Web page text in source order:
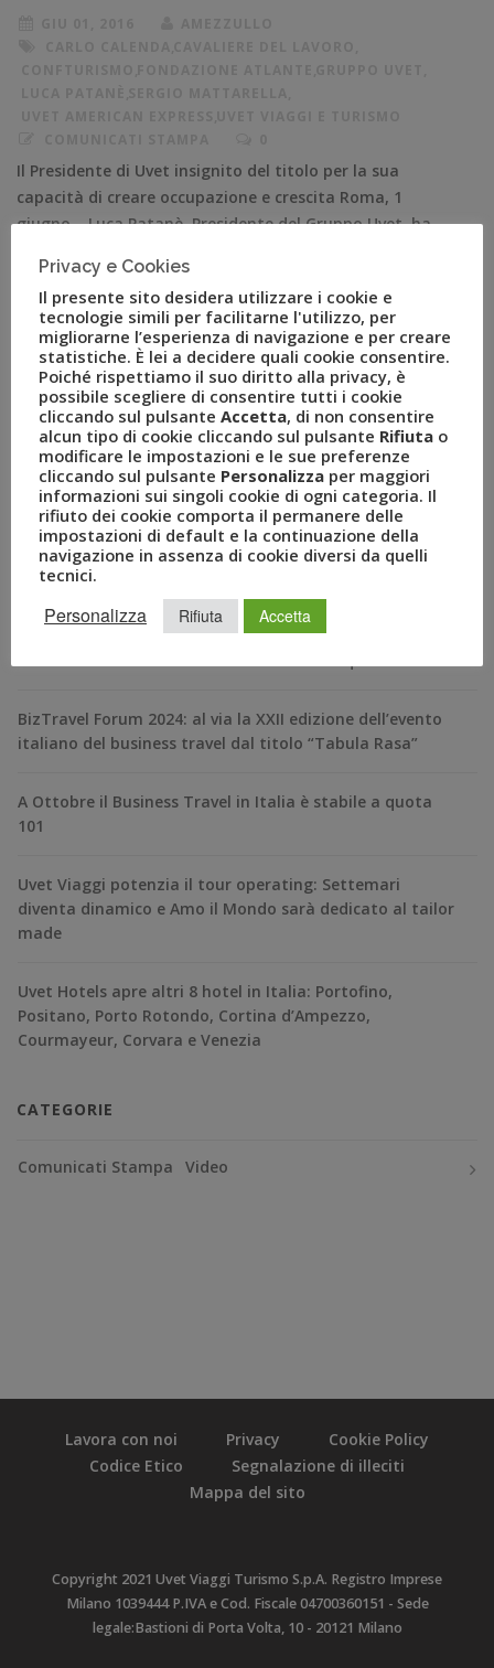
Il Presidente di Uvet insignito del titolo per la sua
capacità di creare occupazione e crescita Roma, 1
giugno – Luca Patanè, Presidente del Gruppo Uvet, ha
della Repubblica Sergio Mattarella, su proposta del
Ministro dello Sviluppo Economico Carlo Calenda, ha
nominato 25 nuovi cavalieri, di […]
BizTravel Forum 2024: al via la XXII edizione dell’evento
italiano del business travel dal titolo “Tabula Rasa”
A Ottobre il Business Travel in Italia è stabile a quota
101
Uvet Viaggi potenzia il tour operating: Settemari
diventa dinamico e Amo il Mondo sarà dedicato al tailor
made
Uvet Hotels apre altri 8 hotel in Italia: Portofino,
Positano, Porto Rotondo, Cortina d’Ampezzo,
Courmayeur, Corvara e Venezia
CATEGORIE
Comunicati Stampa Video
Lavora con noi Privacy
Cookie Policy
Codice Etico
Segnalazione di illeciti
Mappa del sito
Copyright 2021 Uvet Viaggi Turismo S.p.A. Registro Imprese
Milano 1039444 P.IVA e Cod. Fiscale 04700360151 - Sede
legale:Bastioni di Porta Volta, 10 - 20121 Milano
Privacy e Cookies
Il presente sito desidera utilizzare i cookie e
tecnologie simili per facilitarne l'utilizzo, per
migliorarne l’esperienza di navigazione e per creare
statistiche. È lei a decidere quali cookie consentire.
Poiché rispettiamo il suo diritto alla privacy, è
possibile scegliere di consentire tutti i cookie
cliccando sul pulsante Accetta, di non consentire
alcun tipo di cookie cliccando sul pulsante Rifiuta o
modificare le impostazioni e le sue preferenze
cliccando sul pulsante Personalizza per maggiori
informazioni sui singoli cookie di ogni categoria. Il
rifiuto dei cookie comporta il permanere delle
impostazioni di default e la continuazione della
navigazione in assenza di cookie diversi da quelli
tecnici.
Personalizza Rifiuta Accetta